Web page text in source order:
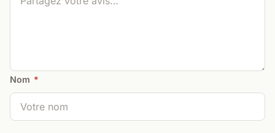
Nom *